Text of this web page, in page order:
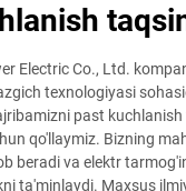
Electric Co., Ltd.
texnologiyasi
past
qo'llaymiz. Bizning
beradi va elektr
ta'minlaydi. Maxsus